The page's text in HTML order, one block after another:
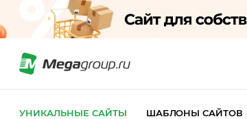
УНИКАЛЬНЫЕ САЙТЫ ШАБЛОНЫ САЙТОВ